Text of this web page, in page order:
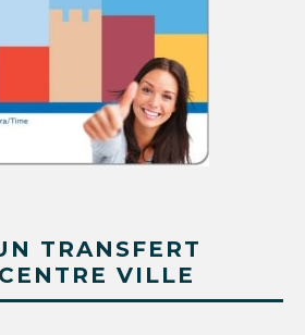
TRANSFERT
VILLE